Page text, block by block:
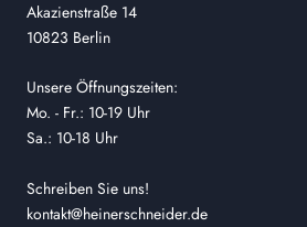
Akazienstraße 14
10823 Berlin
Unsere Öffnungszeiten:
Mo. - Fr.: 10-19 Uhr
Sa.: 10-18 Uhr
Schreiben Sie uns!
kontakt@heinerschneider.de